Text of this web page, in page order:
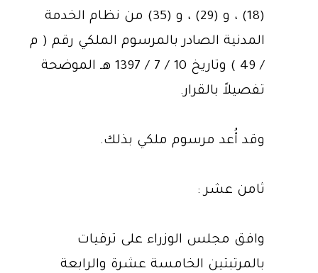
(18) ، و (29) ، و (35) من نظام الخدمة
المدنية الصادر بالمرسوم الملكي رقم ( م
/ 49 ) وتاريخ 10 / 7 / 1397 هـ الموضحة
تفصيلاً بالقرار.
وقد أُعد مرسوم ملكي بذلك.
ثامن عشر :
وافق مجلس الوزراء على ترقيات
بالمرتبتين الخامسة عشرة والرابعة